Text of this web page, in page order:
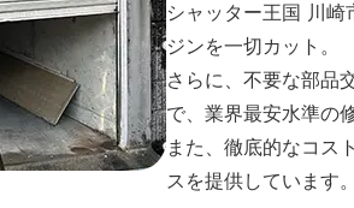
シャッター王国 川
ジンを一切カット。
さらに、不要な部品
で、業界最安水準の
また、徹底的なコス
スを提供しています。